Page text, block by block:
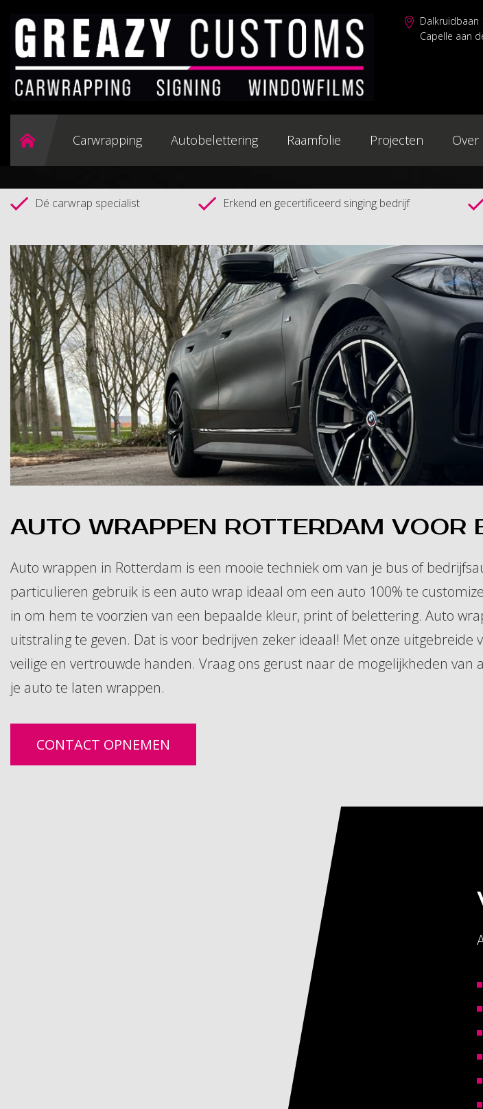
Dalkruidbaan
Capelle aan
Carwrapping Autobelettering Raamfolie Projecten Over
Dé carwrap specialist Erkend en gecertificeerd singing bedrijf
AUTO WRAPPEN ROTTERDAM VOOR
Auto wrappen in Rotterdam is een mooie techniek om van je bus of
particulieren gebruik is een auto wrap ideaal om een auto 100% te
in om hem te voorzien van een bepaalde kleur, print of belettering. Auto
uitstraling te geven. Dat is voor bedrijven zeker ideaal! Met onze
veilige en vertrouwde handen. Vraag ons gerust naar de mogelijkheden
je auto te laten wrappen.
CONTACT OPNEMEN